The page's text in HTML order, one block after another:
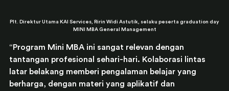
Plt. Direktur Utama KAI Services, Ririn Widi Astutik, selaku peserta graduation day
MINI MBA General Management
“Program Mini MBA ini sangat relevan dengan
tantangan profesional sehari-hari. Kolaborasi lintas
latar belakang memberi pengalaman belajar yang
berharga, dengan materi yang aplikatif dan